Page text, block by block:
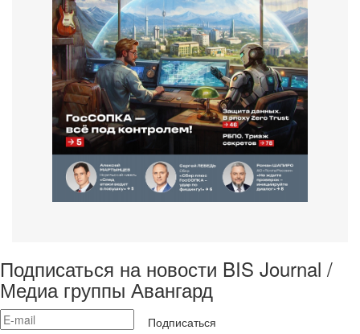
Подписаться на новости BIS Journal /
Медиа группы Авангард
Подписаться